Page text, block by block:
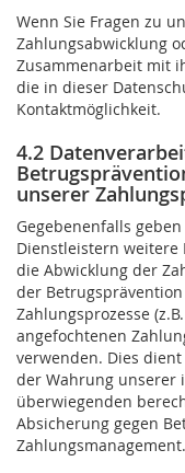
Wenn Sie Fragen zu
Zahlungsabwicklung
Zusammenarbeit mit
die in dieser
Kontaktmöglichkeit.
4.2
unserer
Gegebenenfalls
Dienstleistern weitere
die Abwicklung der
der
Zahlungsprozesse
angefochtenen
verwenden. Dies dient
der Wahrung unserer
überwiegenden
Absicherung gegen
Zahlungsmanagement.